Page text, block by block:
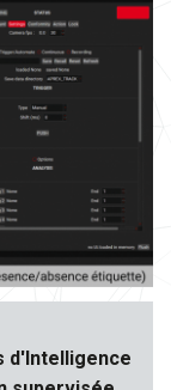
d'Intelligence